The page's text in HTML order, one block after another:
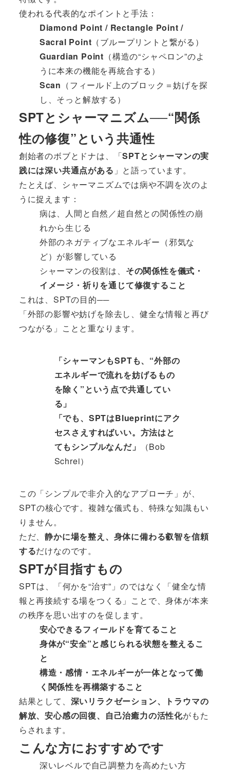
使われる代表的なポイントと手法：
Diamond Point / Rectangle Point /
Sacral Point （ブループリントと繋がる）
Guardian Point （構造の“シャペロン”のよ
うに本来の機能を再統合する）
Scan （フィールド上のブロック＝妨げを探
し、そっと解放する）
SPTとシャーマニズム──“関係
性の修復”という共通性
創始者のボブとドナは、「SPTとシャーマンの実
践には深い共通点がある 」と語っています。
たとえば、シャーマニズムでは病や不調を次のよ
うに捉えます：
病は、人間と自然／超自然との関係性の崩
れから生じる
外部のネガティブなエネルギー（邪気な
ど）が影響している
シャーマンの役割は、 その関係性を儀式・
イメージ・祈りを通じて修復すること
これは、SPTの目的──
「外部の影響や妨げを除去し、健全な情報と再び
つながる」ことと重なります。
「シャーマンもSPTも、“外部の
エネルギーで流れを妨げるもの
を除く”という点で共通してい
る」
「でも、SPTはBlueprintにアク
セスさえすればいい。方法はと
てもシンプルなんだ」
（Bob
Schrei）
この「シンプルで非介入的なアプローチ」が、
SPTの核心です。複雑な儀式も、特殊な知識もい
りません。
ただ、静かに場を整え、身体に備わる叡智を信頼
するだけなのです。
SPTが目指すもの
SPTは、「何かを“治す”」のではなく「健全な情
報と再接続する場をつくる」ことで、身体が本来
の秩序を思い出すのを促します。
安心できるフィールドを育てること
身体が“安全”と感じられる状態を整えるこ
と
構造・感情・エネルギーが一体となって働
く関係性を再構築すること
結果として、 深いリラクゼーション、トラウマの
解放、安心感の回復、自己治癒力の活性化がもた
らされます。
こんな方におすすめです
深いレベルで自己調整力を高めたい方